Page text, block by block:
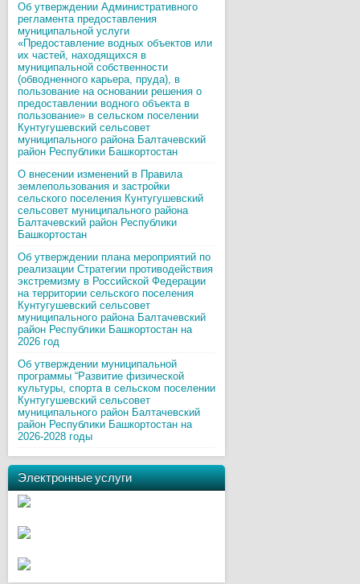
Об утверждении Административного
регламента предоставления
муниципальной услуги
«Предоставление водных объектов или
их частей, находящихся в
муниципальной собственности
(обводненного карьера, пруда), в
пользование на основании решения о
предоставлении водного объекта в
пользование» в сельском поселении
Кунтугушевский сельсовет
муниципального района Балтачевский
район Республики Башкортостан
О внесении изменений в Правила
землепользования и застройки
сельского поселения Кунтугушевский
сельсовет муниципального района
Балтачевский район Республики
Башкортостан
Об утверждении плана мероприятий по
реализации Стратегии противодействия
экстремизму в Российской Федерации
на территории сельского поселения
Кунтугушевский сельсовет
муниципального района Балтачевский
район Республики Башкортостан на
2026 год
Об утверждении муниципальной
программы “Развитие физической
культуры, спорта в сельском поселении
Кунтугушевский сельсовет
муниципального район Балтачевский
район Республики Башкортостан на
2026-2028 годы
Электронные услуги